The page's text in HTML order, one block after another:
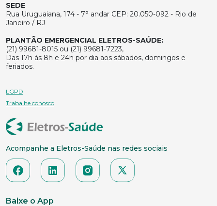
SEDE
Rua Uruguaiana, 174 - 7° andar CEP: 20.050-092 - Rio de
Janeiro / RJ
PLANTÃO EMERGENCIAL ELETROS-SAÚDE:
(21) 99681-8015 ou (21) 99681-7223,
Das 17h às 8h e 24h por dia aos sábados, domingos e
feriados.
LGPD
Trabalhe conosco
Acompanhe a Eletros-Saúde nas redes sociais
Baixe o App